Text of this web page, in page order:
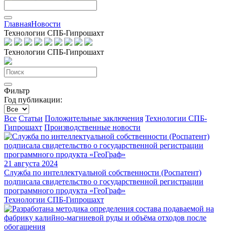
ГлавнаяНовости
Технологии СПБ-Гипрошахт
Технологии СПБ-Гипрошахт
Фильтр
Год публикации:
Все Статьи Положительные заключения Технологии СПБ-
Гипрошахт Производственные новости
21 августа 2024
Служба по интеллектуальной собственности (Роспатент)
подписала свидетельство о государственной регистрации
программного продукта «ГеоГраф»
Технологии СПБ-Гипрошахт